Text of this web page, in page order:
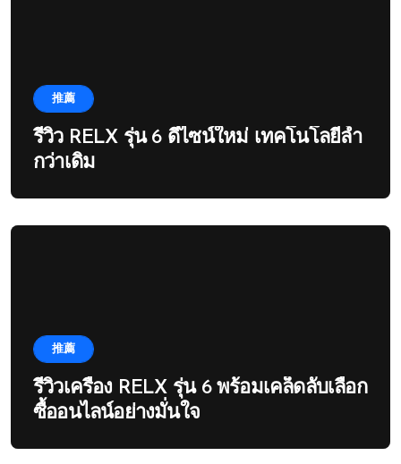
推薦
รีวิว RELX รุ่น 6 ดีไซน์ใหม่ เทคโนโลยีล้ำ
กว่าเดิม
推薦
รีวิวเครื่อง RELX รุ่น 6 พร้อมเคล็ดลับเลือก
ซื้ออนไลน์อย่างมั่นใจ